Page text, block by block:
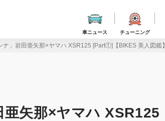
車ニュース チューニング
ナ」岩田亜矢那×ヤマハ XSR125 [Part①]【BIKES 美人図鑑】
亜矢那×ヤマハ XSR125